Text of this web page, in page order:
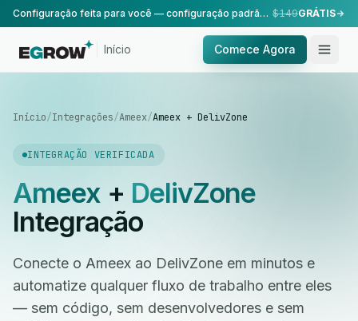
Configuração feita para você — configuração padrão, realizada pela nossa equipe. $149GRÁTIS
Início Comece Agora
Início/Integrações/Ameex/Ameex + DelivZone
INTEGRAÇÃO VERIFICADA
Ameex+ DelivZone
Integração
Conecte o Ameex ao DelivZone em minutos e
automatize qualquer fluxo de trabalho entre eles
— sem código, sem desenvolvedores e sem